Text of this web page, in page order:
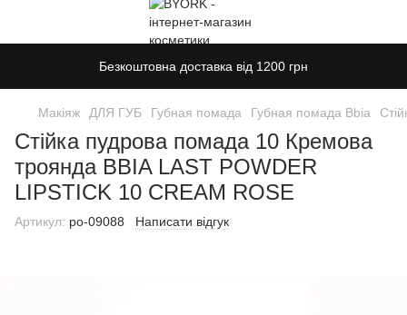
Безкоштовна доставка від 1200 грн
Макіяж ДЛЯ ГУБ Губная помада Губная помада Bbia
Стійка пудрова помада 10 Кремова
троянда BBIA LAST POWDER
LIPSTICK 10 CREAM ROSE
Артикул: po-09088 Написати відгук